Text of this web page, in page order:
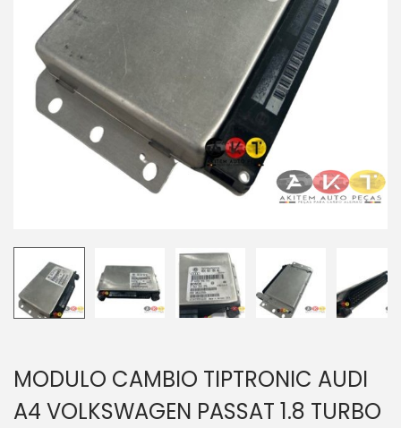
MODULO CAMBIO TIPTRONIC AUDI
A4 VOLKSWAGEN PASSAT 1.8 TURBO